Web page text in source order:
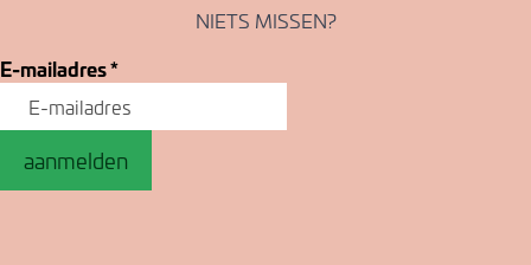
NIETS MISSEN?
E-mailadres*
aanmelden